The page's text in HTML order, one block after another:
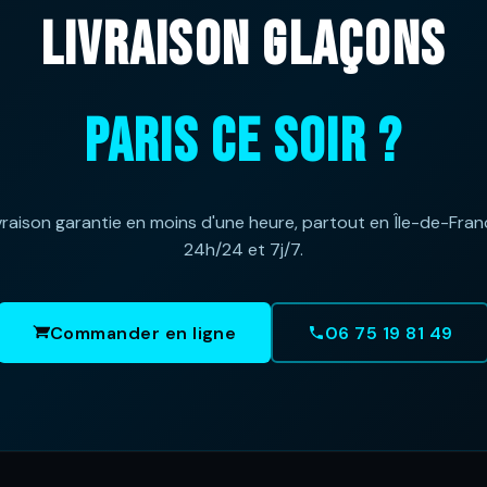
LIVRAISON GLAÇONS
PARIS CE SOIR ?
garantie en moins d'une heure, partout en Île-de-
24h/24 et 7j/7.
Commander en ligne 06 75 19 81 49